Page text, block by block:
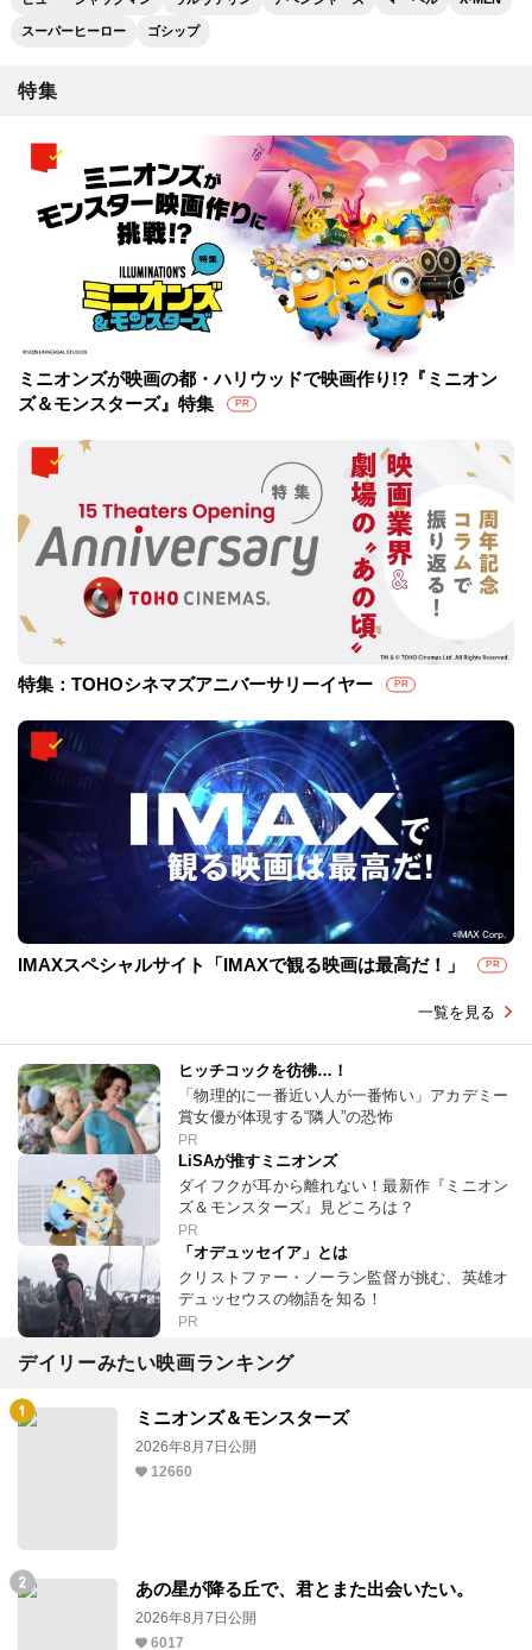
スーパーヒーロー ゴシップ
特集
ミニオンズが映画の都・ハリウッドで映画作り!?『ミニオン
ズ＆モンスターズ』特集
PR
特集：TOHOシネマズアニバーサリーイヤー PR
IMAXスペシャルサイト「IMAXで観る映画は最高だ！」 PR
一覧を見る
ヒッチコックを彷彿…！
「物理的に一番近い人が一番怖い」アカデミー
賞女優が体現する“隣人”の恐怖
PR
LiSAが推すミニオンズ
ダイフクが耳から離れない！最新作『ミニオン
ズ＆モンスターズ』見どころは？
PR
「オデュッセイア」とは
クリストファー・ノーラン監督が挑む、英雄オ
デュッセウスの物語を知る！
PR
デイリーみたい映画ランキング
ミニオンズ＆モンスターズ
2026年8月7日公開
12660
あの星が降る丘で、君とまた出会いたい。
2026年8月7日公開
6017